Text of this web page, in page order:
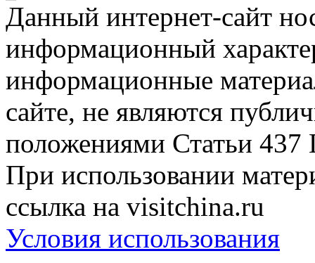
Данный интернет-сайт
информационный
информационные
сайте, не являются
положениями Статьи 437
При использовании
ссылка на visitchina.ru
Условия использования